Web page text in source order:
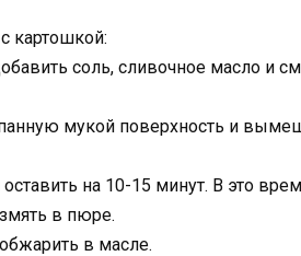
картошкой:
соль, сливочное масло и
мукой поверхность и
на 10-15 минут. В это
в пюре.
в масле.